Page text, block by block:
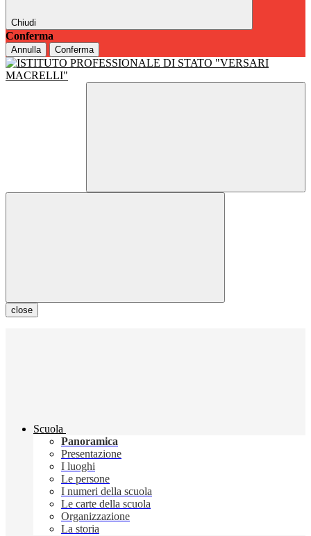
Chiudi
Conferma
Annulla Conferma
close
Scuola
Panoramica
Presentazione
I luoghi
Le persone
I numeri della scuola
Le carte della scuola
Organizzazione
La storia